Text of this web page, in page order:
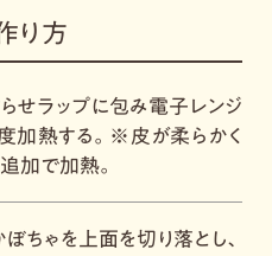
り方
せラップに包み電子レンジ
程度加熱する。※皮が柔らかく
加で加熱。
ちゃを上面を切り落とし、